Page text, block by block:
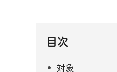
目次
対象